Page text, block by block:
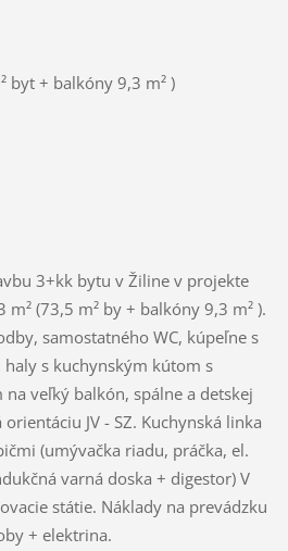
byt + balkóny 9,3 m² )
3+kk bytu v Žiline v projekte
(73,5 m² by + balkóny 9,3 m² ).
samostatného WC, kúpeľne s
s kuchynským kútom s
veľký balkón, spálne a detskej
JV - SZ. Kuchynská linka
(umývačka riadu, práčka, el.
varná doska + digestor) V
státie. Náklady na prevádzku
+ elektrina.